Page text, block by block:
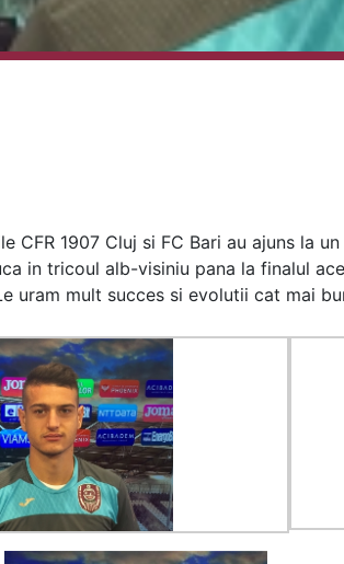
CFR 1907 Cluj si FC Bari au ajuns la
in tricoul alb-visiniu pana la finalul
uram mult succes si evolutii cat mai